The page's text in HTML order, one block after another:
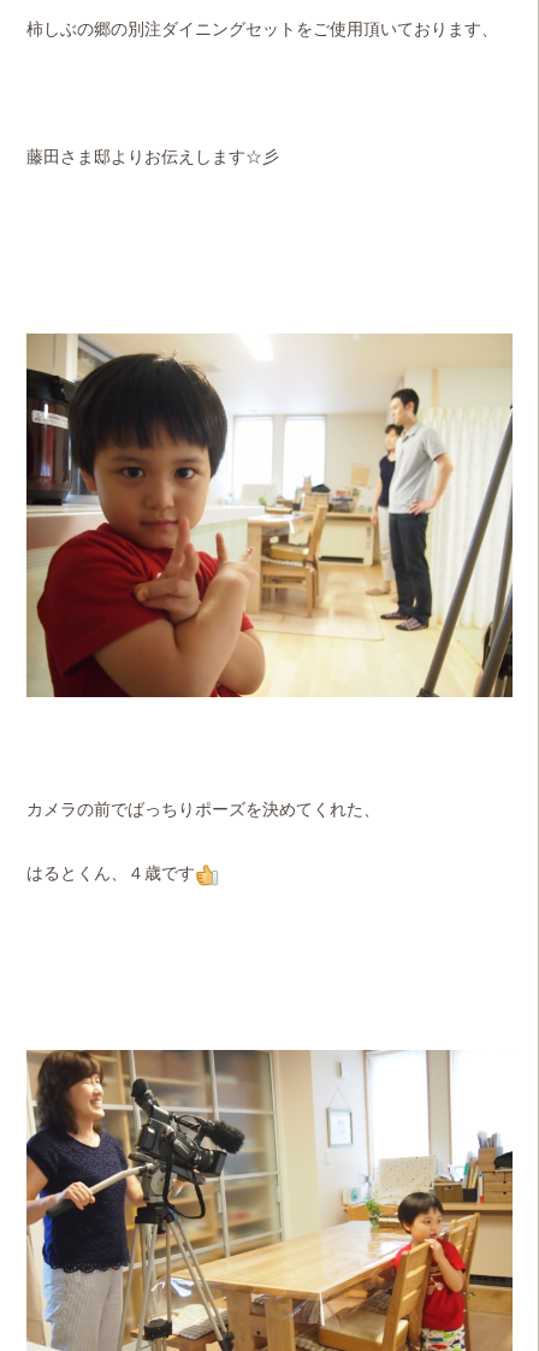
柿しぶの郷の別注ダイニングセットをご使用頂いております、
藤田さま邸よりお伝えします☆彡
カメラの前でばっちりポーズを決めてくれた、
はるとくん、４歳です